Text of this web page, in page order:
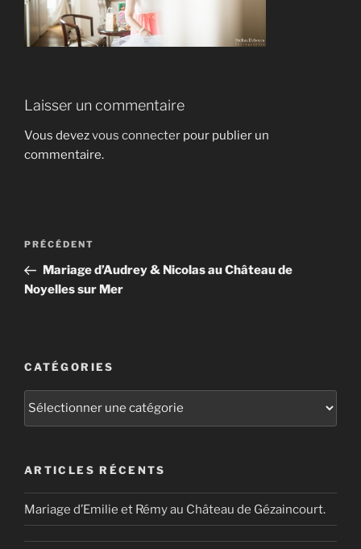
Laisser un commentaire
Vous devezvous connecter pour publier un
commentaire.
Navigation
l’article
Article
précédent
PRÉCÉDENT
Mariage d’Audrey & Nicolas au Château de
Noyelles sur Mer
CATÉGORIES
Catégories
ARTICLES RÉCENTS
Mariage d’Emilie et Rémy au Château de Gézaincourt.